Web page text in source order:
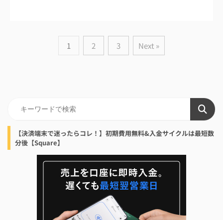
1 2 3 Next »
【決済端末で迷ったらコレ！】初期費用無料&入金サイクルは最短数
分後【Square】